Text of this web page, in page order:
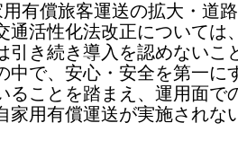
有償旅客運送の拡大・道
通活性化法改正については
引き続き導入を認めないこ
中で、安心・安全を第一に
ることを踏まえ、運用面で
家用有償運送が実施されな